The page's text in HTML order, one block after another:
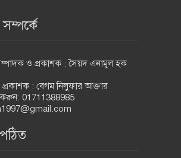
সম্পাদক ও প্রকাশক : সৈয়দ এনামুল হক
: বেগম নিলুফার আক্তার
01711388985